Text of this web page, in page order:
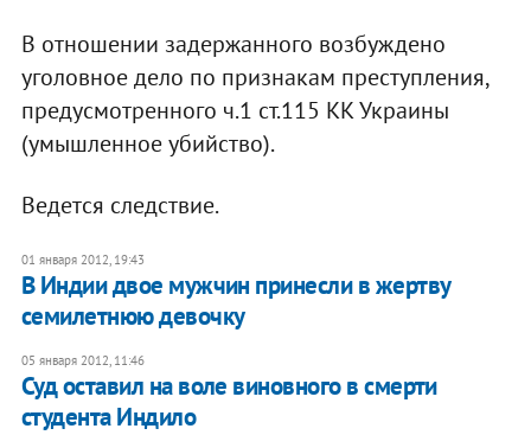
В отношении задержанного возбуждено
уголовное дело по признакам преступления,
предусмотренного ч.1 ст.115 КК Украины
(умышленное убийство).
Ведется следствие.
01 января 2012, 19:43
В Индии двое мужчин принесли в жертву
семилетнюю девочку
05 января 2012, 11:46
Суд оставил на воле виновного в смерти
студента Индило